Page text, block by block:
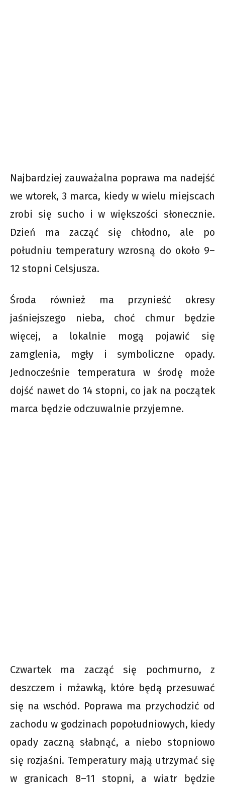
Najbardziej zauważalna poprawa ma nadejść
we wtorek, 3 marca, kiedy w wielu miejscach
zrobi się sucho i w większości słonecznie.
Dzień ma zacząć się chłodno, ale po
południu temperatury wzrosną do około 9–
12 stopni Celsjusza.
Środa również ma przynieść okresy
jaśniejszego nieba, choć chmur będzie
więcej, a lokalnie mogą pojawić się
zamglenia, mgły i symboliczne opady.
Jednocześnie temperatura w środę może
dojść nawet do 14 stopni, co jak na początek
marca będzie odczuwalnie przyjemne.
Czwartek ma zacząć się pochmurno, z
deszczem i mżawką, które będą przesuwać
się na wschód. Poprawa ma przychodzić od
zachodu w godzinach popołudniowych, kiedy
opady zaczną słabnąć, a niebo stopniowo
się rozjaśni. Temperatury mają utrzymać się
w granicach 8–11 stopni, a wiatr będzie